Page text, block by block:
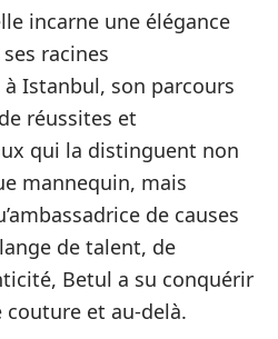
incarne une élégance
racines
Istanbul, son parcours
réussites et
qui la distinguent non
mannequin, mais
de causes
de talent, de
Betul a su conquérir
et au-delà.